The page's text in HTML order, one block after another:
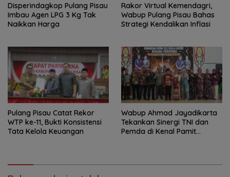
Disperindagkop Pulang Pisau
Imbau Agen LPG 3 Kg Tak
Naikkan Harga
Rakor Virtual Kemendagri,
Wabup Pulang Pisau Bahas
Strategi Kendalikan Inflasi
Pulang Pisau Catat Rekor
WTP ke-11, Bukti Konsistensi
Tata Kelola Keuangan
Wabup Ahmad Jayadikarta
Tekankan Sinergi TNI dan
Pemda di Kenal Pamit